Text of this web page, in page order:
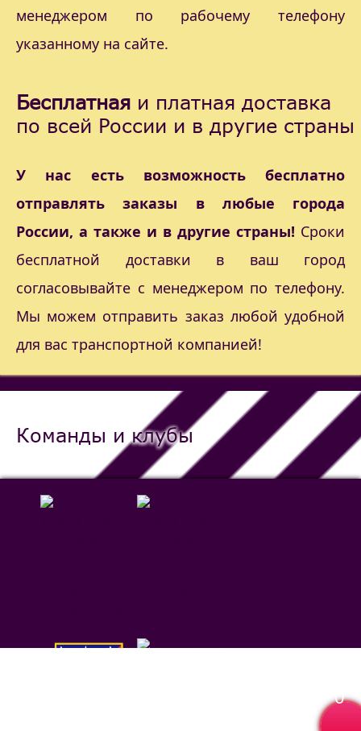
менеджером по рабочему телефону
указанному на сайте.
Бесплатная и платная доставка
по всей России и в другие страны
У нас есть возможность бесплатно
отправлять заказы в любые города
России, а также и в другие страны! Сроки
бесплатной доставки в ваш город
согласовывайте с менеджером по телефону.
Мы можем отправить заказ любой удобной
для вас транспортной компанией!
0
Команды и клубы